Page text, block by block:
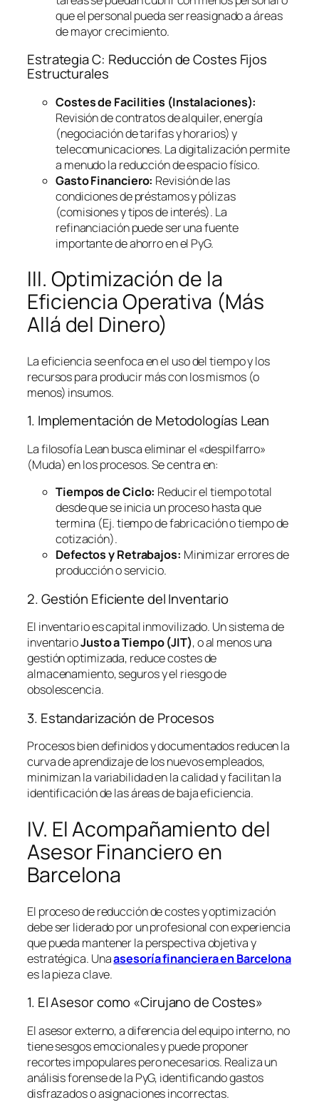
que el personal pueda ser reasignado a áreas
de mayor crecimiento.
Estrategia C: Reducción de Costes Fijos
Estructurales
Costes de Facilities (Instalaciones):
Revisión de contratos de alquiler, energía
(negociación de tarifas y horarios) y
telecomunicaciones. La digitalización permite
a menudo la reducción de espacio físico.
Gasto Financiero: Revisión de las
condiciones de préstamos y pólizas
(comisiones y tipos de interés). La
refinanciación puede ser una fuente
importante de ahorro en el PyG.
III. Optimización de la
Eficiencia Operativa (Más
Allá del Dinero)
La eficiencia se enfoca en el uso del tiempo y los
recursos para producir más con los mismos (o
menos) insumos.
1. Implementación de Metodologías Lean
La filosofía Leanbusca eliminar el «despilfarro»
(Muda) en los procesos. Se centra en:
Tiempos de Ciclo: Reducir el tiempo total
desde que se inicia un proceso hasta que
termina (Ej. tiempo de fabricación o tiempo de
cotización).
Defectos y Retrabajos: Minimizar errores de
producción o servicio.
2. Gestión Eficiente del Inventario
El inventario es capital inmovilizado. Un sistema de
inventarioJusto a Tiempo (JIT), o al menos una
gestión optimizada, reduce costes de
almacenamiento, seguros y el riesgo de
obsolescencia.
3. Estandarización de Procesos
Procesos bien definidos y documentados reducen la
curva de aprendizaje de los nuevos empleados,
minimizan la variabilidad en la calidad y facilitan la
identificación de las áreas de baja eficiencia.
IV. El Acompañamiento del
Asesor Financiero en
Barcelona
El proceso de reducción de costes y optimización
debe ser liderado por un profesional con experiencia
que pueda mantener la perspectiva objetiva y
estratégica. Unaasesoría financiera en Barcelona
es la pieza clave.
1. El Asesor como «Cirujano de Costes»
El asesor externo, a diferencia del equipo interno, no
tiene sesgos emocionales y puede proponer
recortes impopulares pero necesarios. Realiza un
análisis forense de la PyG, identificando gastos
disfrazados o asignaciones incorrectas.